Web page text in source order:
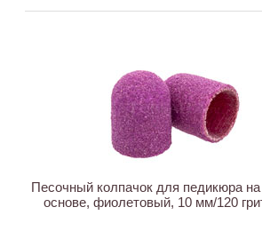
Песочный колпачок для педикюра на
основе, фиолетовый, 10 мм/120